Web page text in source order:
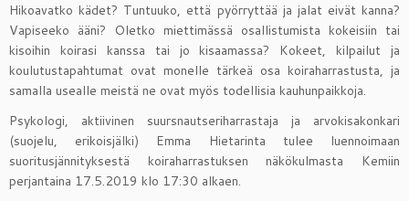
Hikoavatko kädet? Tuntuuko, että pyörryttää ja jalat eivät kanna?
Vapiseeko ääni? Oletko miettimässä osallistumista kokeisiin tai
kisoihin koirasi kanssa tai jo kisaamassa? Kokeet, kilpailut ja
koulutustapahtumat ovat monelle tärkeä osa koiraharrastusta, ja
samalla usealle meistä ne ovat myös todellisia kauhunpaikkoja.
Psykologi, aktiivinen suursnautseriharrastaja ja arvokisakonkari
(suojelu, erikoisjälki) Emma Hietarinta tulee luennoimaan
suoritusjännityksestä koiraharrastuksen näkökulmasta Kemiin
perjantaina 17.5.2019 klo 17:30 alkaen.